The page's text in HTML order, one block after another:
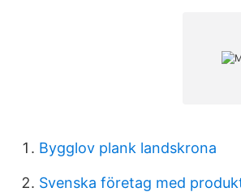
Bygglov plank landskrona
Svenska företag med